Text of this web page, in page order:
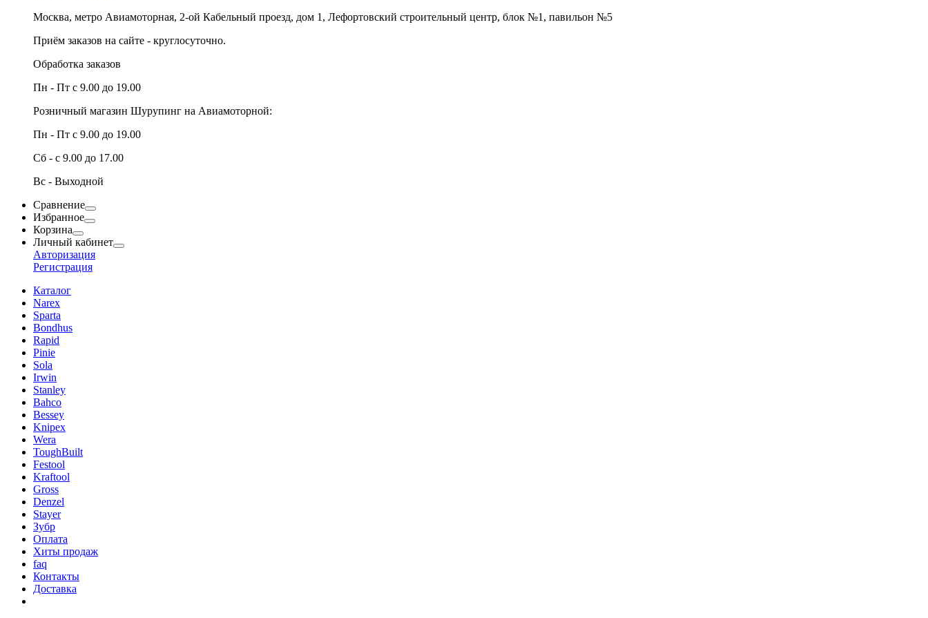
Москва, метро Авиамоторная, 2-ой Кабельный проезд, дом 1, Лефортовский строительный центр, блок №1, павильон №5
Приём заказов на сайте - круглосуточно.
Обработка заказов
Пн - Пт с 9.00 до 19.00
Розничный магазин Шурупинг на Авиамоторной:
Пн - Пт с 9.00 до 19.00
Сб - с 9.00 до 17.00
Вс - Выходной
Сравнение
Избранное
Корзина
Личный кабинет
Авторизация
Регистрация
Каталог
Narex
Sparta
Bondhus
Rapid
Pinie
Sola
Irwin
Stanley
Bahco
Bessey
Knipex
Wera
ToughBuilt
Festool
Kraftool
Gross
Denzel
Stayer
Зубр
Оплата
Хиты продаж
faq
Контакты
Доставка